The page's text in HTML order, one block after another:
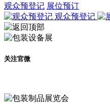
观众预登记 展位预订
观众预登记
关注官微